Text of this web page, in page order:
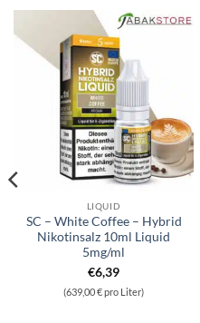
LIQUID
SC – White Coffee – Hybrid
Nikotinsalz 10ml Liquid
5mg/ml
€6,39
(639,00 € pro Liter)